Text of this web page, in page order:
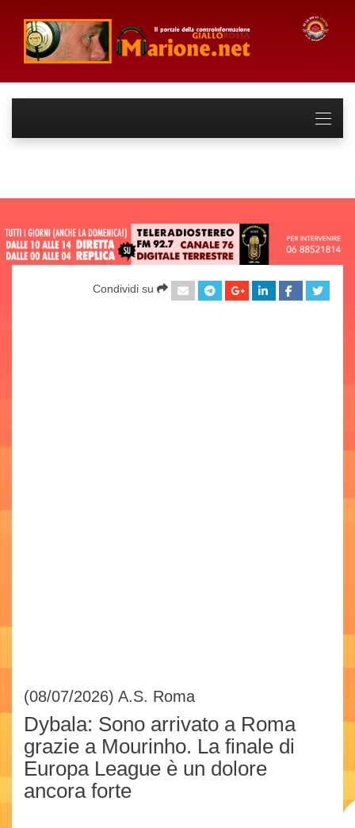
Condividi su
(08/07/2026) A.S. Roma
Dybala: Sono arrivato a Roma
grazie a Mourinho. La finale di
Europa League è un dolore
ancora forte